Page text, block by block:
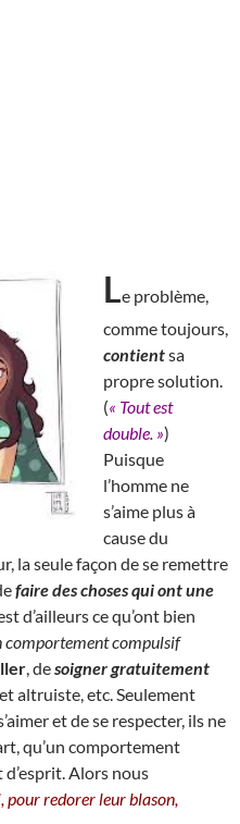
Le problème,
comme toujours,
contientsa
propre solution.
(« Tout est
double. »)
Puisque
l’homme ne
s’aime plus à
cause du
la seule façon de se remettre
faire des choses qui ont une
d’ailleurs ce qu’ont bien
comportement compulsif
, desoigner gratuitement
altruiste, etc. Seulement
et de se respecter, ils ne
qu’un comportement
Alors nous
pour redorer leur blason,